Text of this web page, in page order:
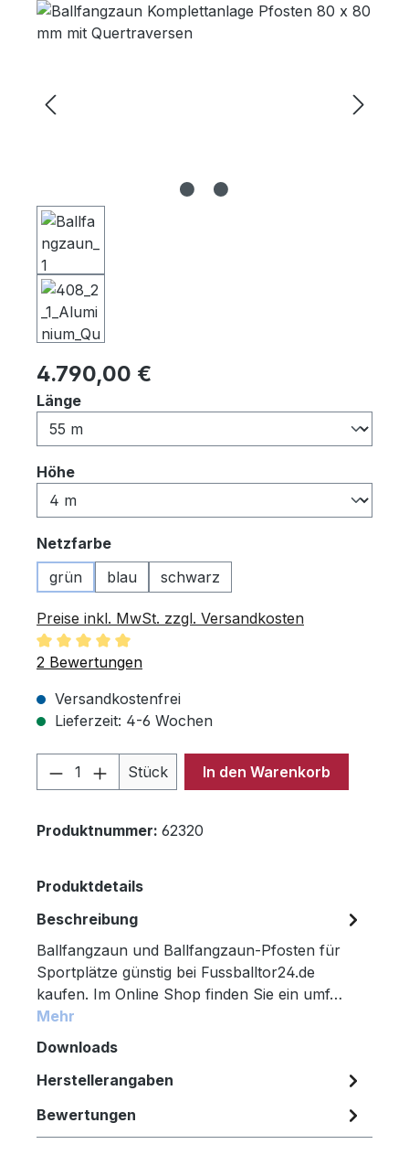
Bildergalerie überspringen
Regulärer Preis:
4.790,00 €
Längeauswählen
Höheauswählen
Netzfarbeauswählen
grün
blau schwarz
Preise inkl. MwSt. zzgl. Versandkosten
Durchschnittliche Bewertung von 5 von 5 Sternen
2 Bewertungen
Versandkostenfrei
Lieferzeit: 4-6 Wochen
Produkt Anzahl: Gib den
Stück In den Warenkorb
Produktnummer: 62320
Produktdetails
Beschreibung
Ballfangzaun und Ballfangzaun-Pfosten für
Sportplätze günstig bei Fussballtor24.de
kaufen. Im Online Shop finden Sie ein umf…
Mehr
Downloads
Herstellerangaben
Bewertungen